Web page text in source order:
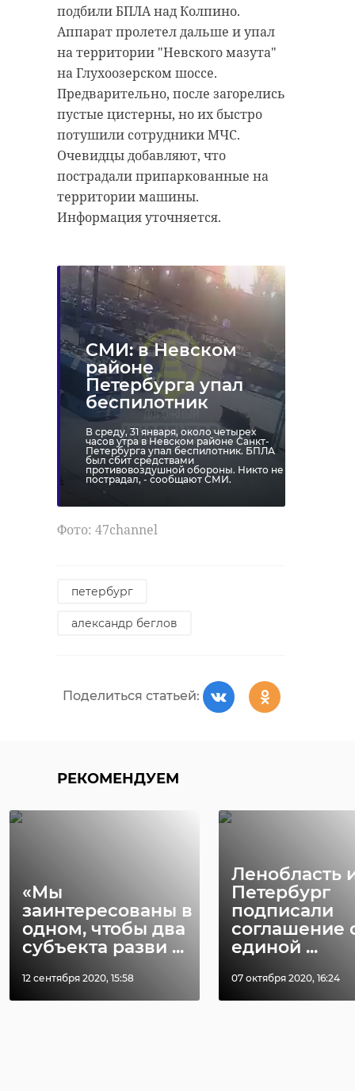
подбили БПЛА над Колпино.
Аппарат пролетел дальше и упал
на территории "Невского мазута"
на Глухоозерском шоссе.
Предварительно, после загорелись
пустые цистерны, но их быстро
потушили сотрудники МЧС.
Очевидцы добавляют, что
пострадали припаркованные на
территории машины.
Информация уточняется.
CМИ: в Невском
районе
Петербурга упал
беспилотник
В среду, 31 января, около четырех
часов утра в Невском районе Санкт-
Петербурга упал беспилотник. БПЛА
был сбит средствами
противовоздушной обороны. Никто не
пострадал, - сообщают СМИ.
Фото: 47channel
петербург
александр беглов
Поделиться статьей:
РЕКОМЕНДУЕМ
«Мы
заинтересованы в
одном, чтобы два
субъекта разви ...
12 сентября 2020, 15:58
Ленобласть
Петербург
подписали
соглашение
единой ...
07 октября 2020, 16:24